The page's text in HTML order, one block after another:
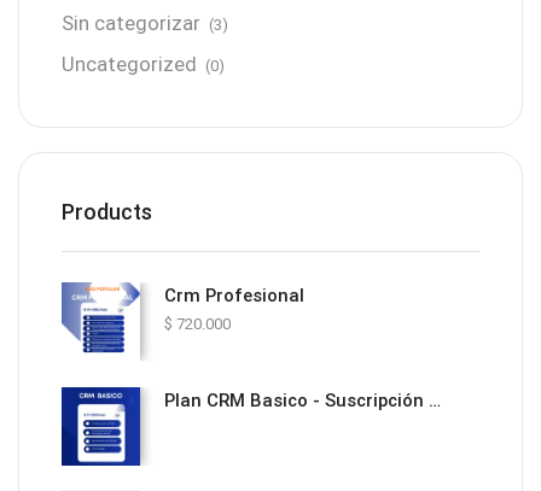
Sin categorizar (3)
Uncategorized (0)
Products
Crm Profesional
$ 720.000
Plan CRM Basico - Suscripción Mensual